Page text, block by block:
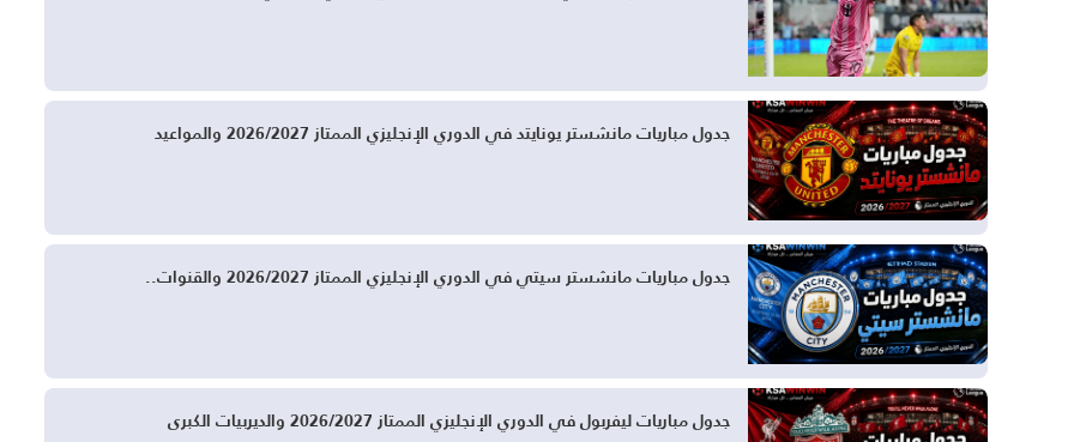
جدول مباريات مانشستر يونايتد في الدوري الإنجليزي الممتاز 2026/2027 والمواعيد
جدول مباريات مانشستر سيتي في الدوري الإنجليزي الممتاز 2026/2027 والقنوات..
جدول مباريات ليفربول في الدوري الإنجليزي الممتاز 2026/2027 والديربيات الكبرى